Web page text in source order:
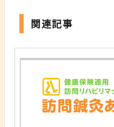
関連記事